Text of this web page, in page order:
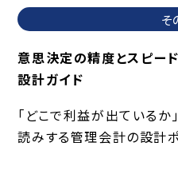
そ
意思決定の精度とスピー
設計ガイド
「どこで利益が出ている
読みする管理会計の設計ポ